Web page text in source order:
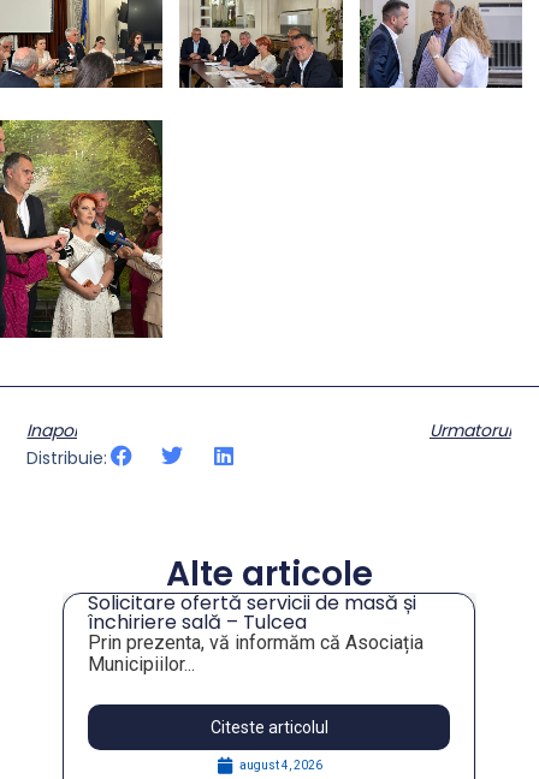
Inapoi
Urmatorul
Distribuie:
Alte articole
Solicitare ofertă servicii de masă și
închiriere sală – Tulcea
Prin prezenta, vă informăm că Asociația
Municipiilor...
Citeste articolul
august 4, 2026